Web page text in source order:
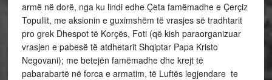
armë në dorë, nga ku lindi edhe Çeta famëmadhe e Çerçiz
Topullit, me aksionin e guximshëm të vrasjes së tradhtarit
pro grek Dhespot të Korçës, Foti (që kish paraorganizuar
vrasjen e pabesë të atdhetarit Shqiptar Papa Kristo
Negovani); me betejën famëmadhe dhe krejt të
pabarabartë në forca e armatim, të Luftës legjendare te